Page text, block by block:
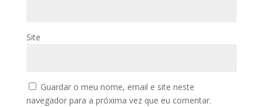
Site
Guardar o meu nome, email e site neste
navegador para a próxima vez que eu comentar.